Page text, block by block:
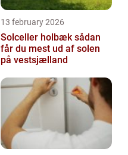
13 february 2026
Solceller holbæk sådan
får du mest ud af solen
på vestsjælland